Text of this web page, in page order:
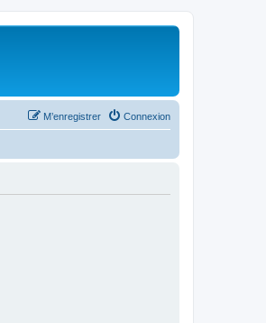
Connexion
M’enregistrer